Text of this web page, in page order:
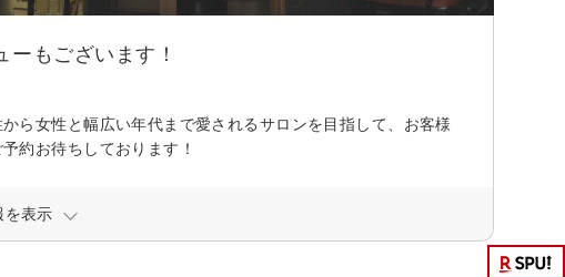
もございます！
性と幅広い年代まで愛されるサロンを目指して、お客様
約お待ちしております！
を表示